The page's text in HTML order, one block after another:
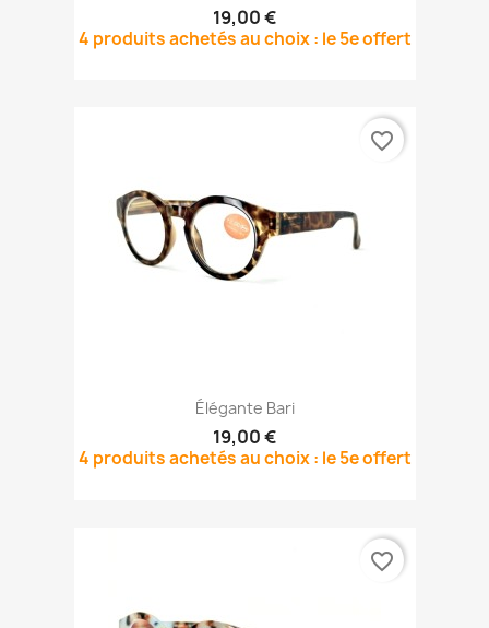
19,00 €
4 produits achetés au choix : le 5e offert
Élégante Bari
19,00 €
4 produits achetés au choix : le 5e offert
favorite_border
favorite_border